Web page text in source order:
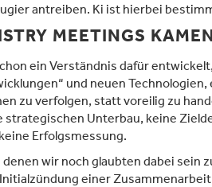
antreiben. Ki ist hierbei
MEETINGS
ein Verständnis dafür
und neuen
zu verfolgen, statt voreilig zu
strategischen Unterbau, keine
Erfolgsmessung.
wir noch glaubten dabei sein
einer